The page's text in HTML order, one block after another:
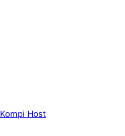
Kompi Host